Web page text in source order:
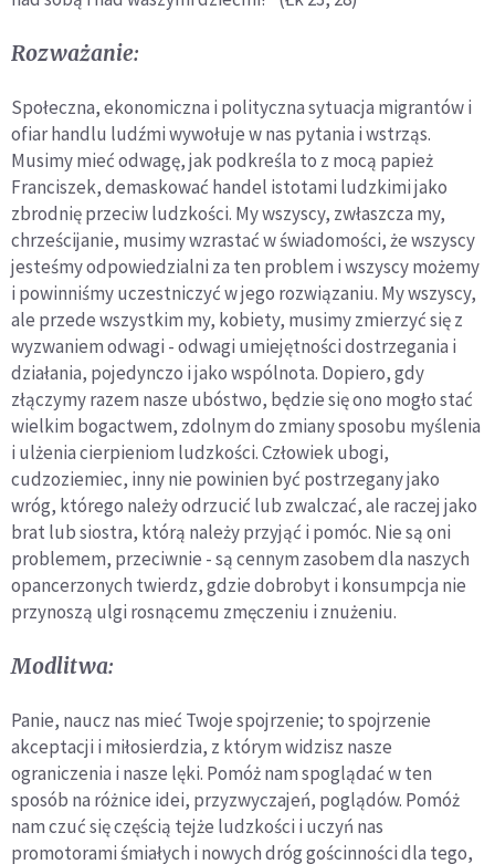
Rozważanie:
Społeczna, ekonomiczna i polityczna sytuacja migrantów i
ofiar handlu ludźmi wywołuje w nas pytania i wstrząs.
Musimy mieć odwagę, jak podkreśla to z mocą papież
Franciszek, demaskować handel istotami ludzkimi jako
zbrodnię przeciw ludzkości. My wszyscy, zwłaszcza my,
chrześcijanie, musimy wzrastać w świadomości, że wszyscy
jesteśmy odpowiedzialni za ten problem i wszyscy możemy
i powinniśmy uczestniczyć w jego rozwiązaniu. My wszyscy,
ale przede wszystkim my, kobiety, musimy zmierzyć się z
wyzwaniem odwagi - odwagi umiejętności dostrzegania i
działania, pojedynczo i jako wspólnota. Dopiero, gdy
złączymy razem nasze ubóstwo, będzie się ono mogło stać
wielkim bogactwem, zdolnym do zmiany sposobu myślenia
i ulżenia cierpieniom ludzkości. Człowiek ubogi,
cudzoziemiec, inny nie powinien być postrzegany jako
wróg, którego należy odrzucić lub zwalczać, ale raczej jako
brat lub siostra, którą należy przyjąć i pomóc. Nie są oni
problemem, przeciwnie - są cennym zasobem dla naszych
opancerzonych twierdz, gdzie dobrobyt i konsumpcja nie
przynoszą ulgi rosnącemu zmęczeniu i znużeniu.
Modlitwa:
Panie, naucz nas mieć Twoje spojrzenie; to spojrzenie
akceptacji i miłosierdzia, z którym widzisz nasze
ograniczenia i nasze lęki. Pomóż nam spoglądać w ten
sposób na różnice idei, przyzwyczajeń, poglądów. Pomóż
nam czuć się częścią tejże ludzkości i uczyń nas
promotorami śmiałych i nowych dróg gościnności dla tego,